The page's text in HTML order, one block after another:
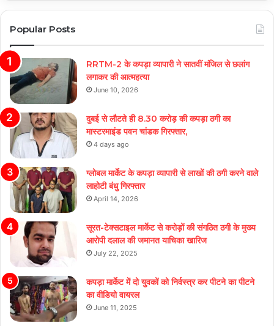
Popular Posts
RRTM-2 के कपड़ा व्यापारी ने सातवीं मंजिल से छलांग
लगाकर की आत्महत्या
June 10, 2026
दुबई से लौटते ही 8.30 करोड़ की कपड़ा ठगी का
मास्टरमाइंड पवन चांडक गिरफ्तार,
4 days ago
ग्लोबल मार्केट के कपड़ा व्यापारी से लाखों की ठगी करने वाले
लाहोटी बंधु गिरफ्तार
April 14, 2026
सूरत-टेक्सटाइल मार्केट से करोड़ों की संगठित ठगी के मुख्य
आरोपी दलाल की जमानत याचिका खारिज
July 22, 2025
कपड़ा मार्केट में दो युवकों को निर्वस्त्र कर पीटने का पीटने
का वीडियो वायरल
June 11, 2025